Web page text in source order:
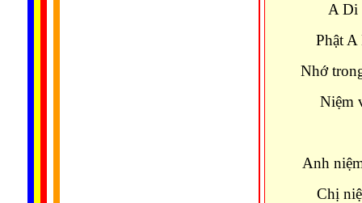
A Di
Phật
Nhớ
Niệm
Anh
Chị